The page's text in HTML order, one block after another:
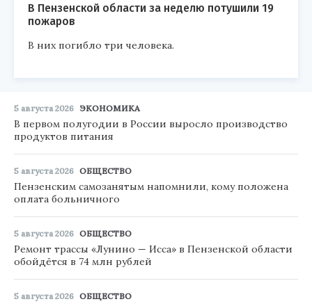
В Пензенской области за неделю потушили 19
пожаров
В них погибло три человека.
5 августа 2026 ЭКОНОМИКА
В первом полугодии в России выросло производство
продуктов питания
5 августа 2026 ОБЩЕСТВО
Пензенским самозанятым напомнили, кому положена
оплата больничного
5 августа 2026 ОБЩЕСТВО
Ремонт трассы «Лунино — Исса» в Пензенской области
обойдётся в 74 млн рублей
5 августа 2026 ОБЩЕСТВО